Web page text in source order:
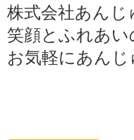
株式会社あん
笑顔とふれあ
お気軽にあん